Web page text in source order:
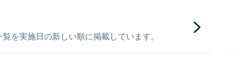
を実施日の新しい順に掲載しています。